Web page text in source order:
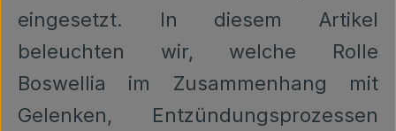
eingesetzt. In diesem Artikel
beleuchten wir, welche Rolle
Boswellia im Zusammenhang mit
Gelenken, Entzündungsprozessen